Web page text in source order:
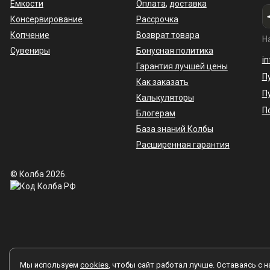
Мы используем cookies, чтобы сайт работал лучше. Оставаясь с
Емкости
Консервирование
Копчение
Сувениры
Оплата, доставка
Рассрочка
Возврат товара
Бонусная политика
Гарантия лучшей цены
Как заказать
Калькуляторы
Блогерам
База знаний Колбы
Расширенная гарантия
© Колба 2026.
Вся представленная на сайте информация, касающаяся
характер и ни при каких условиях не является публичной